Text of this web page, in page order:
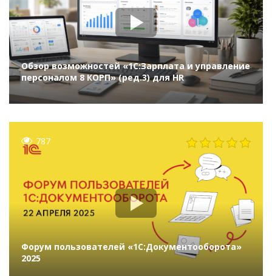
Обзор возможностей «1С:Зарплата и управление
персоналом 8 КОРП» (ред.3) для HR
787
Форум пользователей «1С:Документооборота»
2025